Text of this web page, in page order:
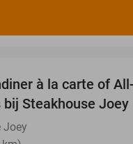
à la carte of
bij Steakhouse Joey
Joey